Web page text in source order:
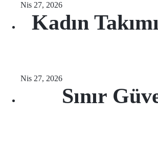
Nis 27, 2026
Kadın
Nis 27, 2026
Sınır